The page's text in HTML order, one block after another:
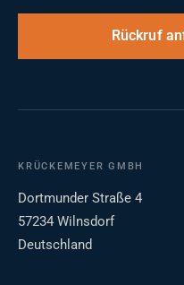
Rückruf
KRÜCKEMEYER GMBH
Dortmunder Straße 4
57234 Wilnsdorf
Deutschland